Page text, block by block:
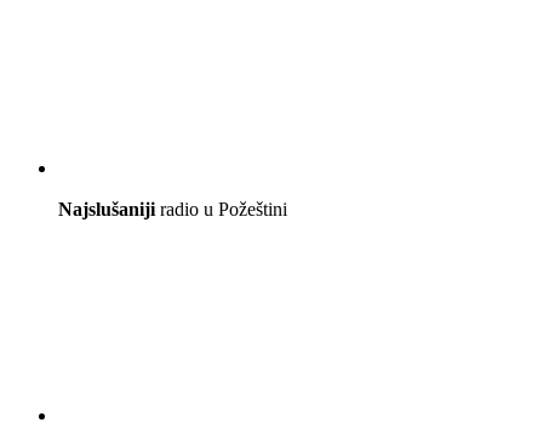
Najslušanijiradio u Požeštini